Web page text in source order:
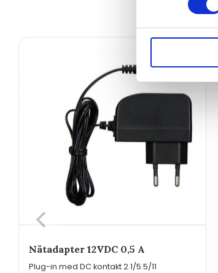
Nätadapter 12VDC 0,5 A
Plug-in med DC kontakt 2.1/5.5/11